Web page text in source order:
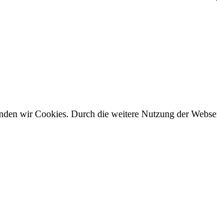
wir Cookies. Durch die weitere Nutzung der